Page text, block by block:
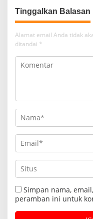
Tinggalkan Balasan
Alamat email Anda tidak
ditandai *
Simpan nama,
peramban ini untuk